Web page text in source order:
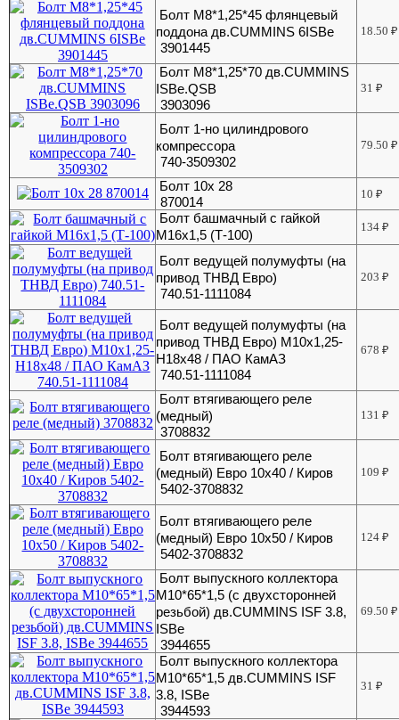
Болт М8*1,25*45 флянцевый
поддона дв.CUMMINS 6ISBe
3901445
18.50₽
Болт М8*1,25*70 дв.CUMMINS
ISBe.QSB
3903096
31₽
Болт 1-но цилиндрового
компрессора
740-3509302
79.50₽
Болт 10х 28
870014
10₽
Болт башмачный с гайкой
М16х1,5 (Т-100)
134₽
Болт ведущей полумуфты (на
привод ТНВД Евро)
740.51-1111084
203₽
Болт ведущей полумуфты (на
привод ТНВД Евро) М10х1,25-
Н18х48 / ПАО КамАЗ
740.51-1111084
678₽
Болт втягивающего реле
(медный)
3708832
131₽
Болт втягивающего реле
(медный) Евро 10х40 / Киров
5402-3708832
109₽
Болт втягивающего реле
(медный) Евро 10х50 / Киров
5402-3708832
124₽
Болт выпускного коллектора
М10*65*1,5 (с двухсторонней
резьбой) дв.CUMMINS ISF 3.8,
ISBe
3944655
69.50₽
Болт выпускного коллектора
М10*65*1,5 дв.CUMMINS ISF
3.8, ISBe
3944593
31₽